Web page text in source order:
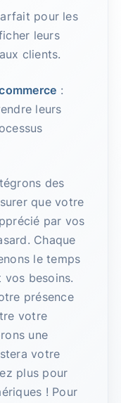
pour les
leurs
clients.
:
leurs
des
que votre
par vos
Chaque
le temps
besoins.
présence
votre
une
votre
plus pour
! Pour